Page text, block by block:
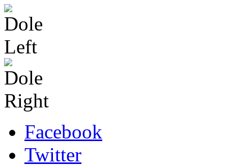
Facebook
Twitter